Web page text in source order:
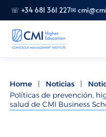
☏ +34 681 361 227✉
Másteres
Home | Noticias |
Políticas de prevención,
salud de CMI Business